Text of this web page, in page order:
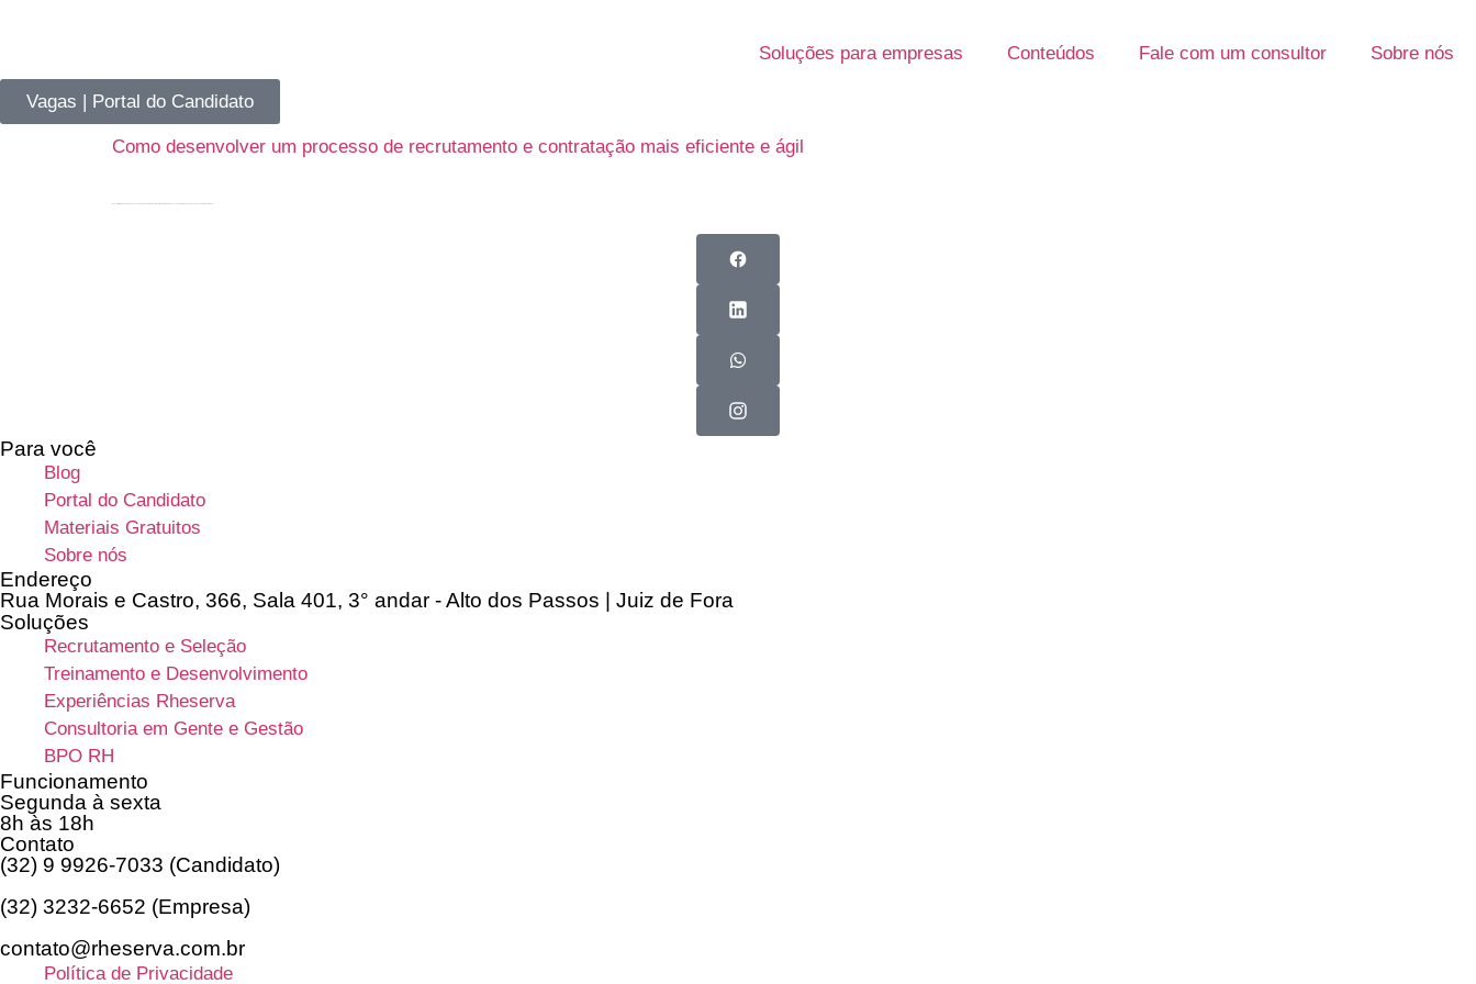
Soluções para empresas Conteúdos Fale com um consultor Sobre nós
Vagas | Portal do Candidato
Como desenvolver um processo de recrutamento e contratação mais eficiente e ágil
Para você
Blog
Portal do Candidato
Materiais Gratuitos
Sobre nós
Endereço
Rua Morais e Castro, 366, Sala 401, 3° andar - Alto dos Passos | Juiz de Fora
Soluções
Recrutamento e Seleção
Treinamento e Desenvolvimento
Experiências Rheserva
Consultoria em Gente e Gestão
BPO RH
Funcionamento
Segunda à sexta
8h às 18h
Contato
(32) 9 9926-7033 (Candidato)
(32) 3232-6652 (Empresa)
contato@rheserva.com.br
Política de Privacidade